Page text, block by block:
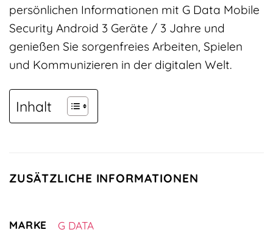
persönlichen Informationen mit G Data Mobile
Security Android 3 Geräte / 3 Jahre und
genießen Sie sorgenfreies Arbeiten, Spielen
und Kommunizieren in der digitalen Welt.
Inhalt
ZUSÄTZLICHE INFORMATIONEN
MARKE G DATA